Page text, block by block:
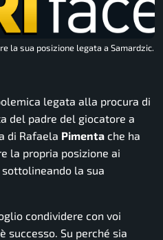
la sua posizione legata a Samardzic.
legata alla procura di
del padre del giocatore a
di Rafaela Pimenta che ha
la propria posizione ai
, sottolineando la sua
condividere con voi
successo. Su perché sia